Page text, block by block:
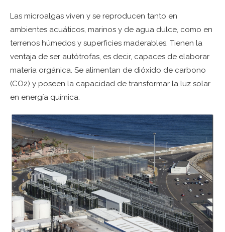
Las microalgas viven y se reproducen tanto en
ambientes acuáticos, marinos y de agua dulce, como en
terrenos húmedos y superficies maderables. Tienen la
ventaja de ser autótrofas, es decir, capaces de elaborar
materia orgánica. Se alimentan de dióxido de carbono
(CO2) y poseen la capacidad de transformar la luz solar
en energía química.